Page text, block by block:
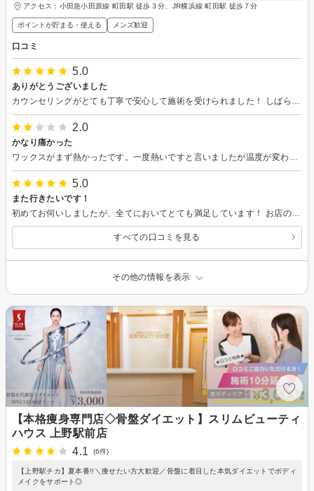
アクセス：小田急小田原線 町田駅 徒歩３分、JR横浜線 町田駅 徒歩７分
ポイントが貯まる・使える メンズ歓迎
口コミ
5.0
ありがとうございました
2.0
かなり痛かった
5.0
また行きたいです！
初めてお伺いしましたが、全てにおいてとても満足しています！ お店の雰囲気も良くリラックスできました＾＾ 担当していただいた方はとても手際が良く、綺麗に仕上げていただき嬉しいです！ またお願いします！
すべての口コミを見る
その他の情報を表示
【本格痩身専門店◇骨盤ダイエット】スリムビューティ
ハウス 上野駅前店
4.1
(6件)
【上野駅チカ】夏本番!!＼痩せたい方大歓迎／骨盤に着目した本気ダイエットでボディ
メイクをサポート◎